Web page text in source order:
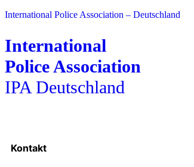
International Police Association – Deutschland
International
Police Association
IPA Deutschland
Kontakt